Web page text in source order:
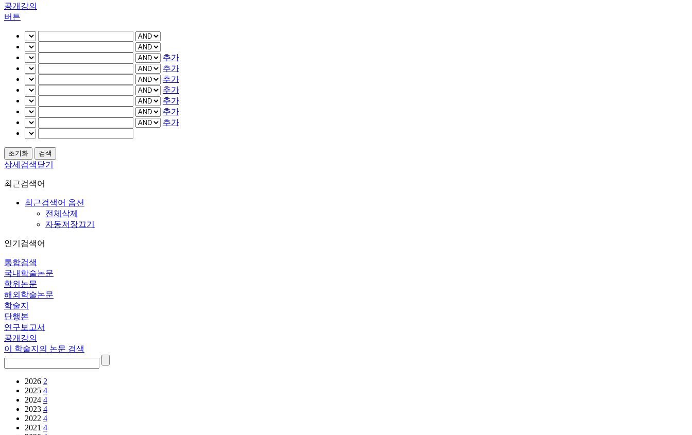
공개강의
버튼
추가
추가
추가
추가
추가
추가
추가
상세검색닫기
최근검색어
최근검색어 옵션
전체삭제
자동저장끄기
인기검색어
통합검색
국내학술논문
학위논문
해외학술논문
학술지
단행본
연구보고서
공개강의
이 학술지의 논문 검색
2026 2
2025 4
2024 4
2023 4
2022 4
2021 4